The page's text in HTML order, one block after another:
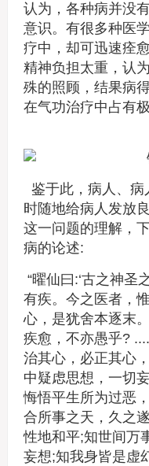
认为，各种病并没
意识。有很多种医
疗中，却可迅速痊
精神负担太重，认
殊的照顾，结果病
在气功治疗中占有
鉴于此，病人、
时随地给病人发放
这一问题的理解，
病的论述:
“曜仙曰:‘古之神圣
有疾。今之医者，
心，是犹舍本逐末
疾愈，不亦愚乎?
治其心，必正其心
中疑虑思想，一切
悔悟平生所为过恶
合所事之天，久之
性地和平;知世间万
妄想;知我身皆是虚